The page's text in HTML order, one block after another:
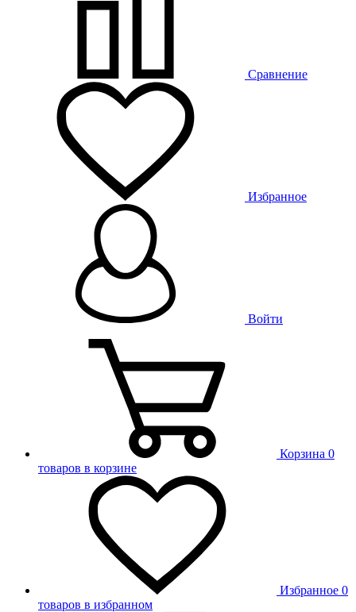
Сравнение
Избранное
Войти
Корзина 0
товаров в корзине
Избранное 0
товаров в избранном